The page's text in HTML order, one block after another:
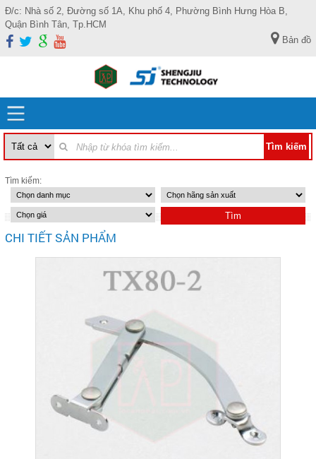
Đ/c: Nhà số 2, Đường số 1A, Khu phố 4, Phường Bình Hưng Hòa B,
Quận Bình Tân, Tp.HCM
Bản đồ
Tìm kiếm:
CHI TIẾT SẢN PHẨM